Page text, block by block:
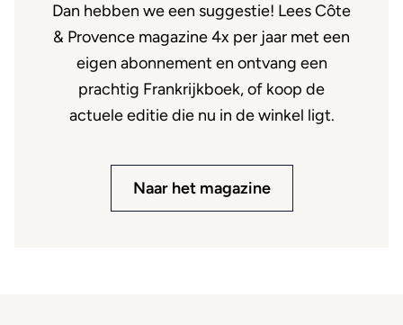
Dan hebben we een suggestie! Lees Côte
& Provence magazine 4x per jaar met een
eigen abonnement en ontvang een
prachtig Frankrijkboek, of koop de
actuele editie die nu in de winkel ligt.
Naar het magazine